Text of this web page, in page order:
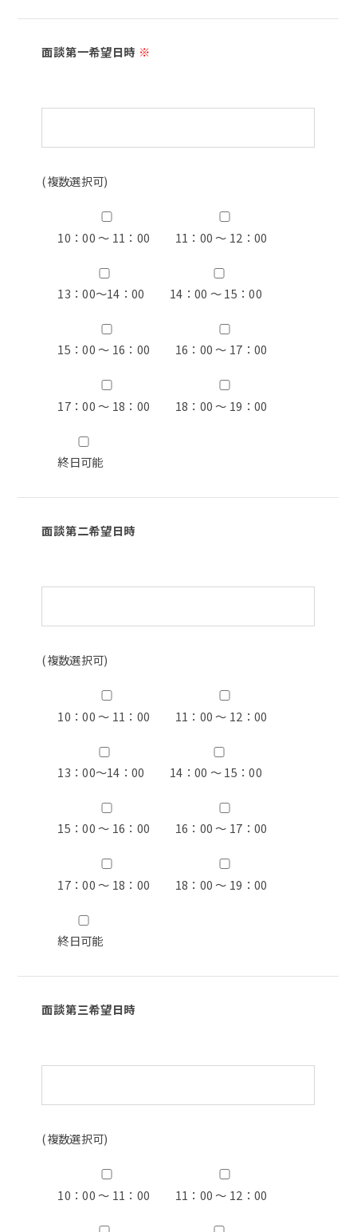
面談第一希望日時 ※
(複数選択可)
10：00 ～ 11：00 11：00 ～ 12：00
13：00〜14：00 14：00 ～ 15：00
15：00 ～ 16：00 16：00 ～ 17：00
17：00 ～ 18：00 18：00 ～ 19：00
終日可能
面談第二希望日時
(複数選択可)
10：00 ～ 11：00 11：00 ～ 12：00
13：00〜14：00 14：00 ～ 15：00
15：00 ～ 16：00 16：00 ～ 17：00
17：00 ～ 18：00 18：00 ～ 19：00
終日可能
面談第三希望日時
(複数選択可)
10：00 ～ 11：00 11：00 ～ 12：00